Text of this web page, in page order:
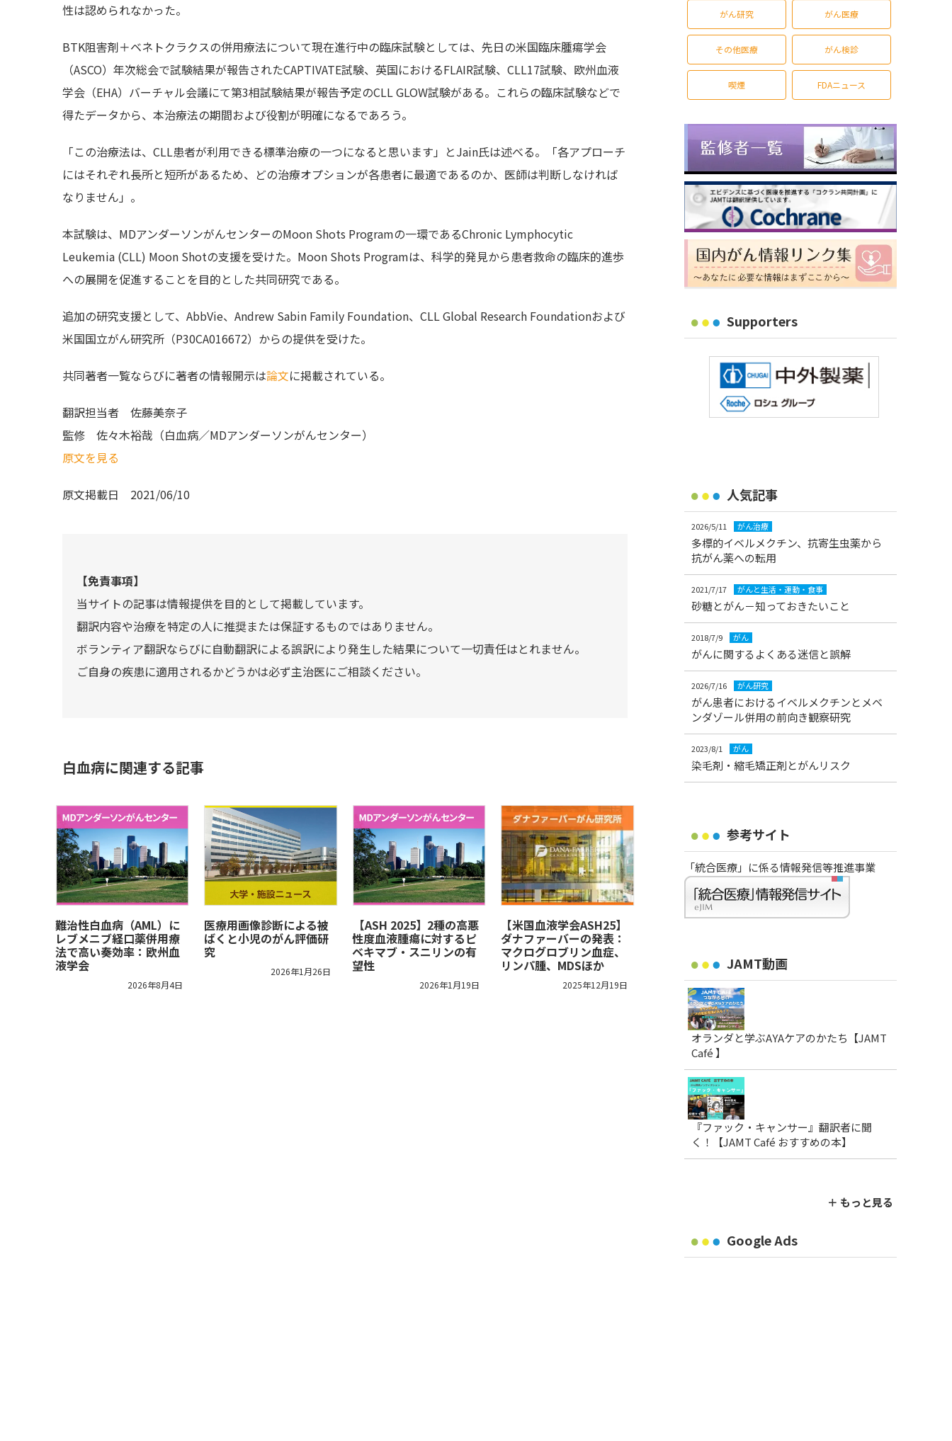
性は認められなかった。
BTK阻害剤＋ベネトクラクスの併用療法について現在進行中の臨床試験としては、先日の米国臨床腫瘍学会
（ASCO）年次総会で試験結果が報告されたCAPTIVATE試験、英国におけるFLAIR試験、CLL17試験、欧州血液
学会（EHA）バーチャル会議にて第3相試験結果が報告予定のCLL GLOW試験がある。これらの臨床試験などで
得たデータから、本治療法の期間および役割が明確になるであろう。
「この治療法は、CLL患者が利用できる標準治療の一つになると思います」とJain氏は述べる。「各アプローチ
にはそれぞれ長所と短所があるため、どの治療オプションが各患者に最適であるのか、医師は判断しなければ
なりません」。
本試験は、MDアンダーソンがんセンターのMoon Shots Programの一環であるChronic Lymphocytic
Leukemia (CLL) Moon Shotの支援を受けた。Moon Shots Programは、科学的発見から患者救命の臨床的進歩
への展開を促進することを目的とした共同研究である。
追加の研究支援として、AbbVie、Andrew Sabin Family Foundation、CLL Global Research Foundationおよび
米国国立がん研究所（P30CA016672）からの提供を受けた。
共同著者一覧ならびに著者の情報開示は論文に掲載されている。
翻訳担当者 佐藤美奈子
監修 佐々木裕哉（白血病／MDアンダーソンがんセンター）
原文を見る
原文掲載日 2021/06/10
【免責事項】
当サイトの記事は情報提供を目的として掲載しています。
翻訳内容や治療を特定の人に推奨または保証するものではありません。
ボランティア翻訳ならびに自動翻訳による誤訳により発生した結果について一切責任はとれません。
ご自身の疾患に適用されるかどうかは必ず主治医にご相談ください。
白血病に関連する記事
難治性白血病（AML）に
レブメニブ経口薬併用療
法で高い奏効率：欧州血
液学会
2026年8月4日
医療用画像診断による被
ばくと小児のがん評価研
究
2026年1月26日
​【ASH 2025】2種の高悪
性度血液腫瘍に対するピ
ベキマブ・スニリンの有
望性
2026年1月19日
【米国血液学会ASH25】
ダナファーバーの発表：
マクログロブリン血症、
リンパ腫、MDSほか
2025年12月19日
がん研究 がん医療
その他医療 がん検診
喫煙 FDAニュース
Supporters
人気記事
2026/5/11 がん治療
多標的イベルメクチン、抗寄生虫薬から
抗がん薬への転用
2021/7/17 がんと生活・運動・食事
砂糖とがん－知っておきたいこと
2018/7/9 がん
がんに関するよくある迷信と誤解
2026/7/16 がん研究
がん患者におけるイベルメクチンとメベ
ンダゾール併用の前向き観察研究
2023/8/1 がん
染毛剤・縮毛矯正剤とがんリスク
参考サイト
「統合医療」に係る情報発信等推進事業
JAMT動画
オランダと学ぶAYAケアのかたち【JAMT
Café 】
『ファック・キャンサー』翻訳者に聞
く！【JAMT Café おすすめの本】
＋ もっと見る
Google Ads